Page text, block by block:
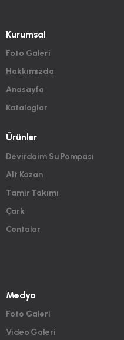
Kurumsal
Foto Galeri
Hakkımızda
Anasayfa
Kataloglar
Ürünler
Devirdaim Su Pompası
Alt Kazan
Tamir Takımı
Çark
Contalar
Medya
Foto Galeri
Video Galeri